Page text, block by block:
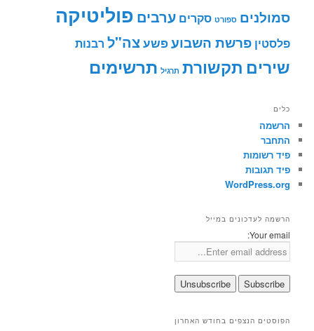
סמולנים ספורט סקרים ערבים פוליטיקה
פלסטין פרשת השבועפשעצה"ל רבנות
שירים תקשורת תרגיל תרשימים
כלים
הרשמה
התחבר
פיד רשומות
פיד תגובות
WordPress.org
הרשמה לעדכונים במייל
Your email:
הפוסטים הנצפים בחודש האחרון